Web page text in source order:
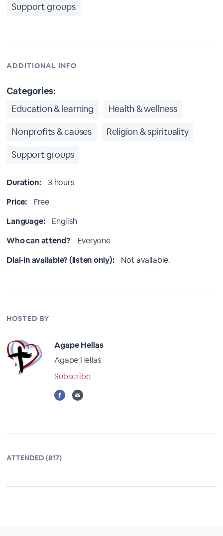
Support groups
ADDITIONAL INFO
Categories:
Education & learning
Health & wellness
Nonprofits & causes
Religion & spirituality
Support groups
Duration:
3 hours
Price:
Free
Language:
English
Who can attend?
Everyone
Dial-in available? (listen only):
Not available.
HOSTED BY
Agape Hellas
Agape Hellas
Subscribe
ATTENDED (817)